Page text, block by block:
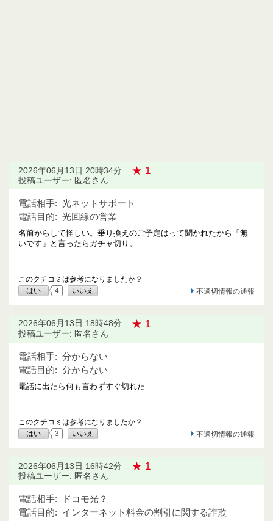
2026年06月13日 20時34分 ★ 1
投稿ユーザー: 匿名さん
電話相手: 光ネットサポート
電話目的: 光回線の営業
名前からして怪しい。乗り換えのご予定はって聞かれたから「無
いです」と言ったらガチャ切り。
このクチコミは参考になりましたか？
はい
4 いいえ 不適切情報の通報
2026年06月13日 18時48分 ★ 1
投稿ユーザー: 匿名さん
電話相手: 分からない
電話目的: 分からない
電話に出たら何も言わずすぐ切れた
このクチコミは参考になりましたか？
はい
3 いいえ 不適切情報の通報
2026年06月13日 16時42分 ★ 1
投稿ユーザー: 匿名さん
電話相手:
ドコモ光？
電話目的: インターネット料金の割引に関する詐欺